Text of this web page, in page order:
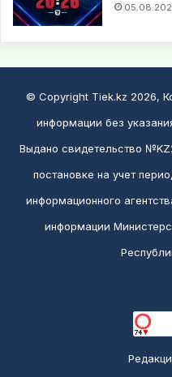
© Copyright Tiek.kz 2026,
информации без
Выдано свидетельство
постановке на учет
информационного
информации